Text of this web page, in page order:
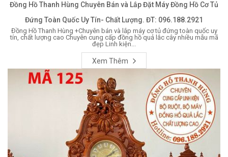
Đồng Hồ Thanh Hùng Chuyên Bán và Lắp Đặt Máy Đồng Hồ Cơ Tủ
Đứng Toàn Quốc Uy Tín- Chất Lượng. ĐT: 096.188.2921
Đồng Hồ Thanh Hùng +Chuyên bán và lắp máy cơ tủ đứng toàn quốc uy
tín, chất lượng cao Chuyên cung cấp đồng hồ quả lắc cây nhiều mẫu mã
đẹp Linh kiện...
Xem Thêm